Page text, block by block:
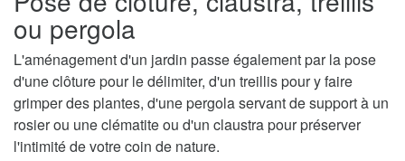
ou pergola
L'aménagement d'un jardin passe également par la pose
d'une clôture pour le délimiter, d'un treillis pour y faire
grimper des plantes, d'une pergola servant de support à un
rosier ou une clématite ou d'un claustra pour préserver
l'intimité de votre coin de nature.